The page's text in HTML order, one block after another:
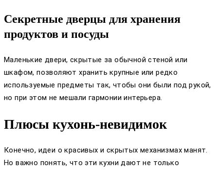
Секретные дверцы для хранения
продуктов и посуды
Маленькие двери, скрытые за обычной стеной или
шкафом, позволяют хранить крупные или редко
используемые предметы так, чтобы они были под рукой,
но при этом не мешали гармонии интерьера.
Плюсы кухонь-невидимок
Конечно, идеи о красивых и скрытых механизмах манят.
Но важно понять, что эти кухни дают не только